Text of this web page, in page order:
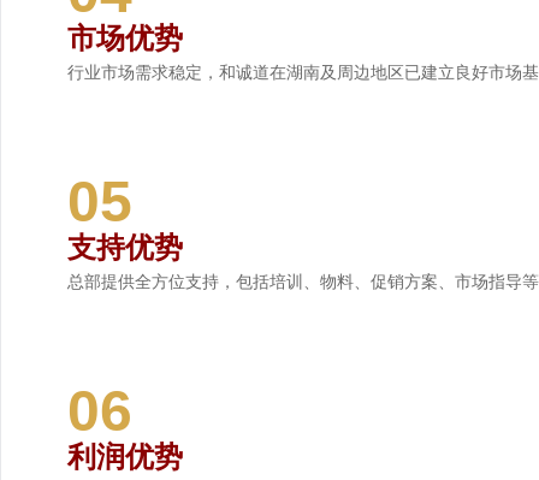
市场优势
行业市场需求稳定，和诚道在湖南及周边地区已建立良好市场
05
支持优势
总部提供全方位支持，包括培训、物料、促销方案、市场指导
06
利润优势